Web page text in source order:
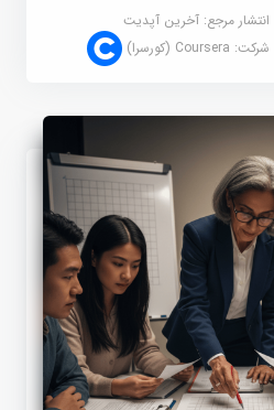
انتشار مرجع:آخرین آپدیت
شرکت:Coursera (کورسرا)